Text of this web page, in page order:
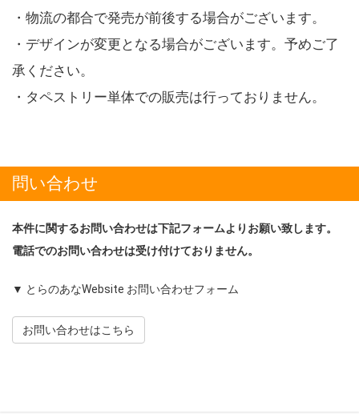
・物流の都合で発売が前後する場合がございます。
・デザインが変更となる場合がございます。予めご了
承ください。
・タペストリー単体での販売は行っておりません。
問い合わせ
本件に関するお問い合わせは下記フォームよりお願い致します。
電話でのお問い合わせは受け付けておりません。
▼ とらのあなWebsite お問い合わせフォーム
お問い合わせはこちら